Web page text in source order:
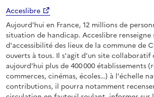
Acceslibre
Aujourd'hui en France, 12 millions de
situation de handicap. Acceslibre renseigne
d'accessibilité des lieux de la commune de
ouverts à tous. Il s'agit d'un site collaboratif
aujourd'hui plus de 400 000 établissements
commerces, cinémas, écoles…) à l'échelle
contributions, il pourra notamment